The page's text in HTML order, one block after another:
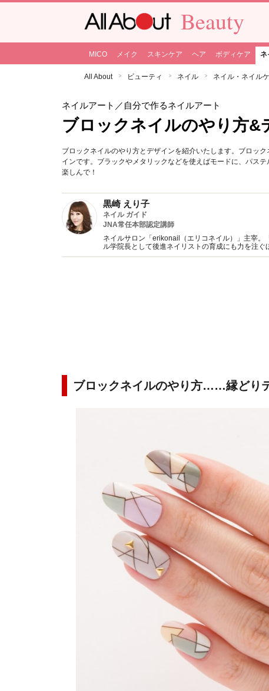
Beauty
MICO メイク スキンケア ヘア ボディケア ネ
All About ビューティ ネイル ネイル・ネイル
ネイルアート ／自分で作るネイルアート
ブロックネイルのやり方
ブロックネイルのやり方とデザインを紹介いたします。ブロッ
インです。ブラックやメタリックなどを使えばモードに、パス
楽しんで！
黒崎 えり子
ネイル ガイド
JNA常任本部認定講師
ネイルサロン「erikonail（エリコネイル）」主宰
ル学院長として後進ネイリストの育成にも力を注ぐ
ブロックネイルのやり方……縁どり